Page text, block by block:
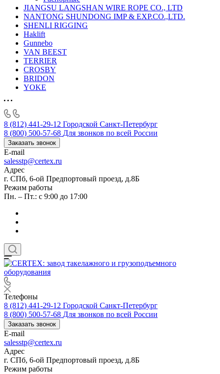
JIANGSU LANGSHAN WIRE ROPE CO., LTD
NANTONG SHUNDONG IMP & EXP.CO.,LTD.
SHENLI RIGGING
Haklift
Gunnebo
VAN BEEST
TERRIER
CROSBY
BRIDON
YOKE
8 (812) 441-29-12 Городской Санкт-Петербург
8 (800) 500-57-68 Для звонков по всей России
Заказать звонок
E-mail
salesstp@certex.ru
Адрес
г. СПб, 6-ой Предпортовый проезд, д.8Б
Режим работы
Пн. – Пт.: с 9:00 до 17:00
Телефоны
8 (812) 441-29-12 Городской Санкт-Петербург
8 (800) 500-57-68 Для звонков по всей России
Заказать звонок
E-mail
salesstp@certex.ru
Адрес
г. СПб, 6-ой Предпортовый проезд, д.8Б
Режим работы